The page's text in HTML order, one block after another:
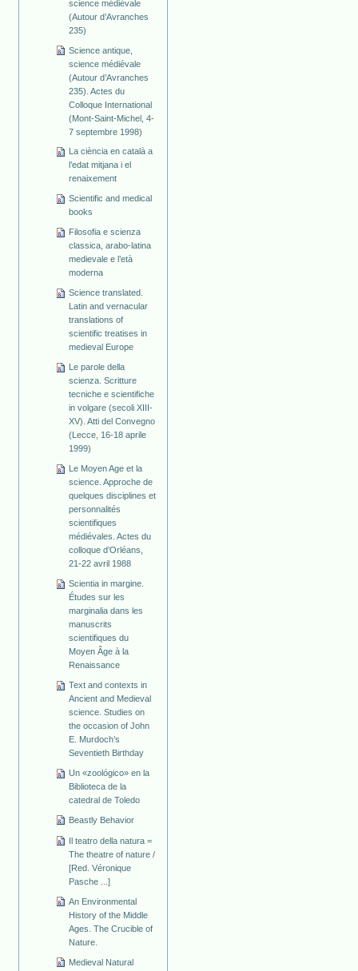
science médiévale
(Autour d’Avranches
235)
Science antique,
science médiévale
(Autour d’Avranches
235). Actes du
Colloque International
(Mont-Saint-Michel, 4-
7 septembre 1998)
La ciència en català a
l’edat mitjana i el
renaixement
Scientific and medical
books
Filosofia e scienza
classica, arabo-latina
medievale e l’età
moderna
Science translated.
Latin and vernacular
translations of
scientific treatises in
medieval Europe
Le parole della
scienza. Scritture
tecniche e scientifiche
in volgare (secoli XIII-
XV). Atti del Convegno
(Lecce, 16-18 aprile
1999)
Le Moyen Age et la
science. Approche de
quelques disciplines et
personnalités
scientifiques
médiévales. Actes du
colloque d’Orléans,
21-22 avril 1988
Scientia in margine.
Études sur les
marginalia dans les
manuscrits
scientifiques du
Moyen Âge à la
Renaissance
Text and contexts in
Ancient and Medieval
science. Studies on
the occasion of John
E. Murdoch’s
Seventieth Birthday
Un «zoológico» en la
Biblioteca de la
catedral de Toledo
Beastly Behavior
Il teatro della natura =
The theatre of nature /
[Red. Véronique
Pasche ...]
An Environmental
History of the Middle
Ages. The Crucible of
Nature.
Medieval Natural